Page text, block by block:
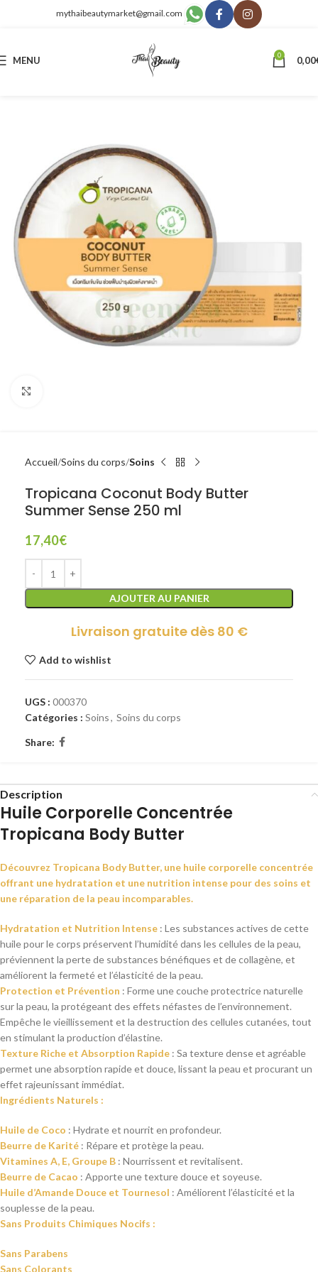
mythaibeautymarket@gmail.com
MENU 0 0,00
Accueil Soins du corps Soins
Tropicana Coconut Body Butter
Summer Sense 250 ml
17,40€
AJOUTER AU PANIER
Livraison gratuite dès 80 €
Add to wishlist
UGS : 000370
Catégories : Soins, Soins du corps
Share:
Description
Huile Corporelle Concentrée
Tropicana Body Butter
Découvrez Tropicana Body Butter, une huile corporelle concentrée
offrant une hydratation et une nutrition intense pour des soins et
une réparation de la peau incomparables.
Hydratation et Nutrition Intense : Les substances actives de cette
huile pour le corps préservent l’humidité dans les cellules de la peau,
préviennent la perte de substances bénéfiques et de collagène, et
améliorent la fermeté et l’élasticité de la peau.
Protection et Prévention : Forme une couche protectrice naturelle
sur la peau, la protégeant des effets néfastes de l’environnement.
Empêche le vieillissement et la destruction des cellules cutanées, tout
en stimulant la production d’élastine.
Texture Riche et Absorption Rapide : Sa texture dense et agréable
permet une absorption rapide et douce, lissant la peau et procurant un
effet rajeunissant immédiat.
Ingrédients Naturels :
Huile de Coco : Hydrate et nourrit en profondeur.
Beurre de Karité : Répare et protège la peau.
Vitamines A, E, Groupe B : Nourrissent et revitalisent.
Beurre de Cacao : Apporte une texture douce et soyeuse.
Huile d’Amande Douce et Tournesol : Améliorent l’élasticité et la
souplesse de la peau.
Sans Produits Chimiques Nocifs :
Sans Parabens
Sans Colorants